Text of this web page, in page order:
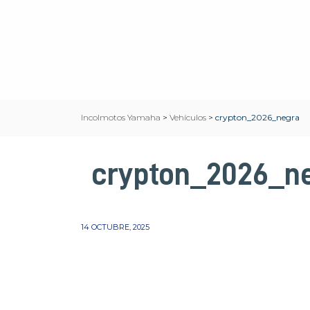
Incolmotos Yamaha > Vehículos > crypton_2026_negra
14 OCTUBRE, 2025